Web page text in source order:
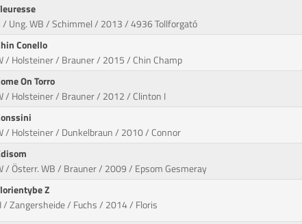
/ Ung. WB / Schimmel / 2013 / 4936 Tollforgató
Conello
/ Holsteiner / Brauner / 2015 / Chin Champ
On Torro
/ Holsteiner / Brauner / 2012 / Clinton I
/ Holsteiner / Dunkelbraun / 2010 / Connor
/ Österr. WB / Brauner / 2009 / Epsom Gesmeray
Z
/ Zangersheide / Fuchs / 2014 / Floris